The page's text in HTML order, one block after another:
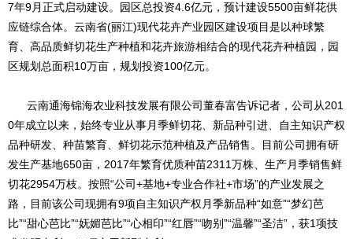
7年9月正式启动建设。园区总投资4.6亿元，预计建设5500亩鲜花供
应链综合体。云南省(丽江)现代花卉产业园区建设项目是以种球繁
育、高品质鲜切花生产种植和花卉旅游相结合的现代花卉种植园，园
区规划总面积10万亩，规划投资100亿元。
云南通海锦海农业科技发展有限公司董春富告诉记者，公司从201
0年成立以来，始终专业从事月季鲜切花、新品种引进、自主知识产权
品种研发、种苗繁育、鲜切花示范种植及产品销售。目前公司拥有研
发生产基地650亩，2017年繁育优质种苗2311万株、生产月季销售鲜
切花2954万枝。按照“公司+基地+专业合作社+市场”的产业发展之
路，目前该公司现拥有9项自主知识产权月季新品种“如意”“梦幻芭
比”“甜心芭比”“妩媚芭比”“心相印”“红唇”“吻别”“温馨”“圣洁”，获1项技